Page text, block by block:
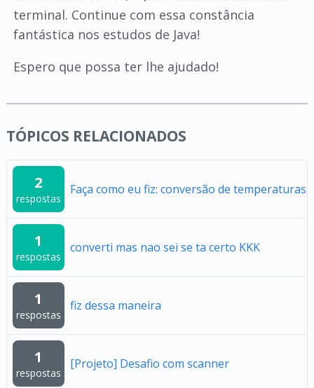
terminal. Continue com essa constância
fantástica nos estudos de Java!
Espero que possa ter lhe ajudado!
TÓPICOS RELACIONADOS
2
respostas
Faça como eu fiz: conversão de temperaturas
1
respostas
converti mas nao sei se ta certo KKK
1
respostas
fiz dessa maneira
1
respostas
[Projeto] Desafio com scanner